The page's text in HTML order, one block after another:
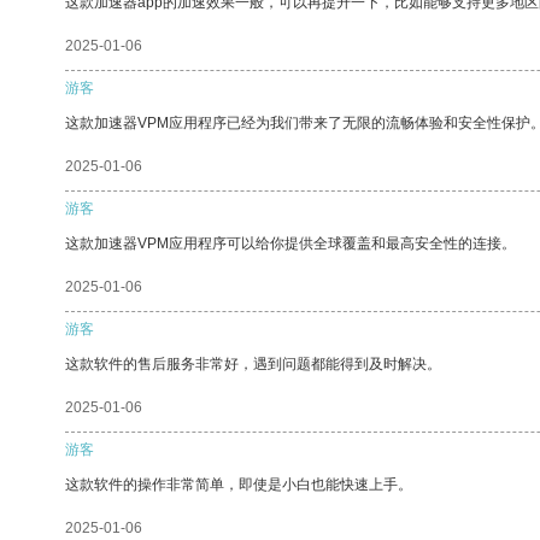
2025-01-06
游客
这款加速器VPM应用程序已经为我们带来了无限的流畅体验和安全性保护。
2025-01-06
游客
这款加速器VPM应用程序可以给你提供全球覆盖和最高安全性的连接。
2025-01-06
游客
这款软件的售后服务非常好，遇到问题都能得到及时解决。
2025-01-06
游客
这款软件的操作非常简单，即使是小白也能快速上手。
2025-01-06